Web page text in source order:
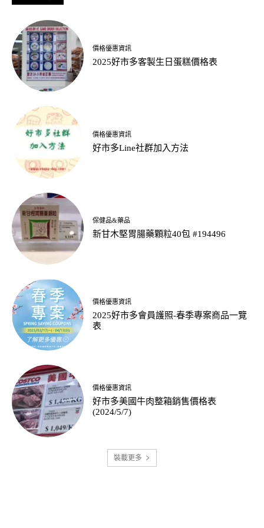
價格優惠資訊
2025好市多客製生日蛋糕價格表
價格優惠資訊
好市多Line社群加入方法
保健品&藥品
新甘木堅胃腸藥顆粒40包 #194496
價格優惠資訊
2025好市多會員護照-春季專案商品一覽
表
價格優惠資訊
好市多美國牛肉整箱銷售價格表
(2024/5/7)
裝載更多